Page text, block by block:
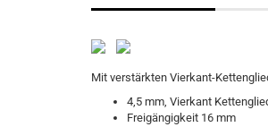
Mit verstärkten Vierkant-
4,5 mm, Vierkant
Freigängigkeit 16 mm